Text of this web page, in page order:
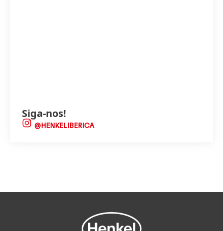
Siga-nos!
@HENKELIBERICA